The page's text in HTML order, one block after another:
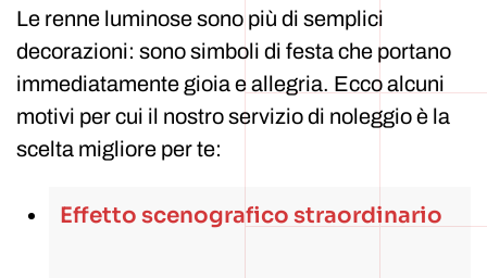
Le renne luminose sono più di semplici
decorazioni: sono simboli di festa che portano
immediatamente gioia e allegria. Ecco alcuni
motivi per cui il nostro servizio di noleggio è la
scelta migliore per te:
Effetto scenografico straordinario